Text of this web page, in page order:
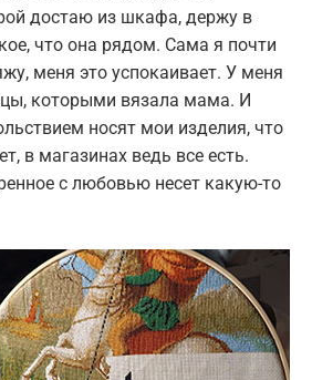
достаю из шкафа, держу в
что она рядом. Сама я почти
меня это успокаивает. У меня
которыми вязала мама. И
носят мои изделия, что
в магазинах ведь все есть.
с любовью несет какую-то